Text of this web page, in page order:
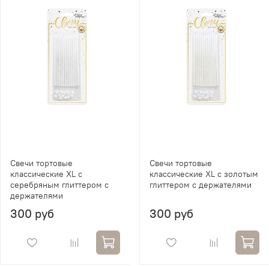
Свечи тортовые
классические XL с
серебряным глиттером с
держателями
300 руб
Свечи тортовые
классические XL с золотым
глиттером с держателями
300 руб